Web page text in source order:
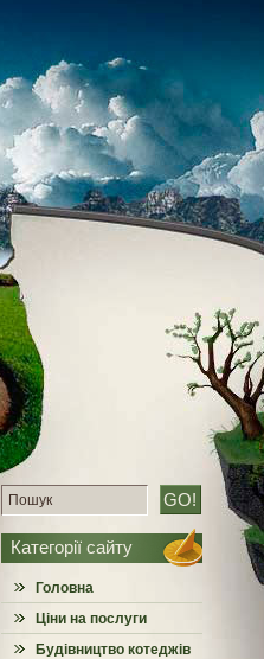
Категорії сайту
Головна
Ціни на послуги
Будівництво котеджів